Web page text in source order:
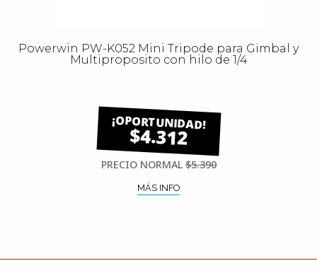
Powerwin PW-K052 Mini Tripode para Gimbal y
Multiproposito con hilo de 1/4
$4.312
PRECIO NORMAL$5.390
MÁS INFO